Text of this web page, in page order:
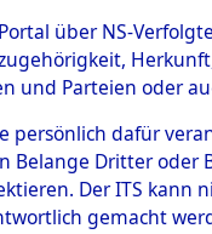
Haag/
0001
über NS-
und Parteien oder
persönlich dafür
Belange Dritter
Der ITS
gemacht